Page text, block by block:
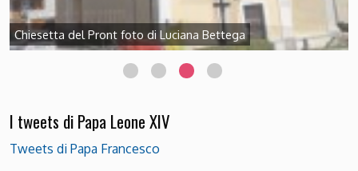
Chiesetta del Pront foto di Luciana Bettega
I tweets di Papa Leone XIV
Tweets di Papa Francesco